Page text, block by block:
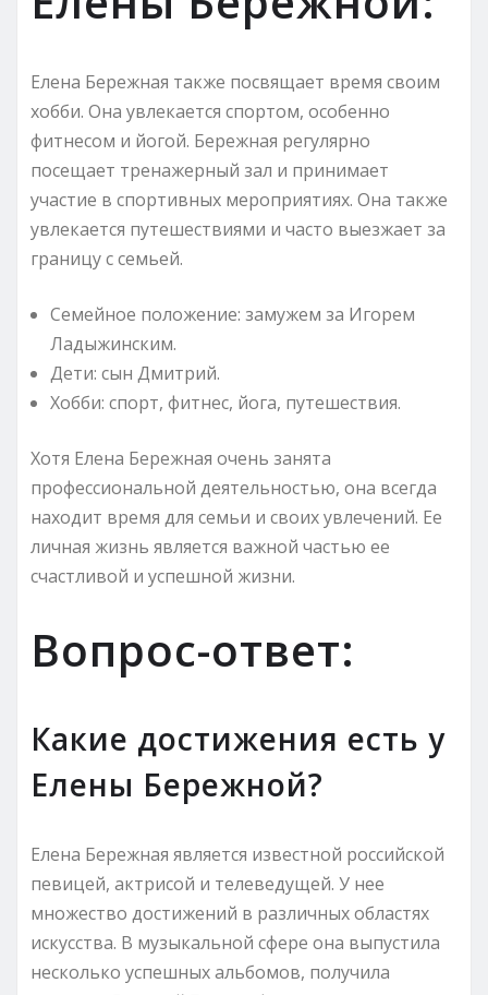
Елена Бережная также посвящает время своим
хобби. Она увлекается спортом, особенно
фитнесом и йогой. Бережная регулярно
посещает тренажерный зал и принимает
участие в спортивных мероприятиях. Она также
увлекается путешествиями и часто выезжает за
границу с семьей.
Семейное положение: замужем за Игорем
Ладыжинским.
Дети: сын Дмитрий.
Хобби: спорт, фитнес, йога, путешествия.
Хотя Елена Бережная очень занята
профессиональной деятельностью, она всегда
находит время для семьи и своих увлечений. Ее
личная жизнь является важной частью ее
счастливой и успешной жизни.
Вопрос-ответ:
Какие достижения есть у
Елены Бережной?
Елена Бережная является известной российской
певицей, актрисой и телеведущей. У нее
множество достижений в различных областях
искусства. В музыкальной сфере она выпустила
несколько успешных альбомов, получила